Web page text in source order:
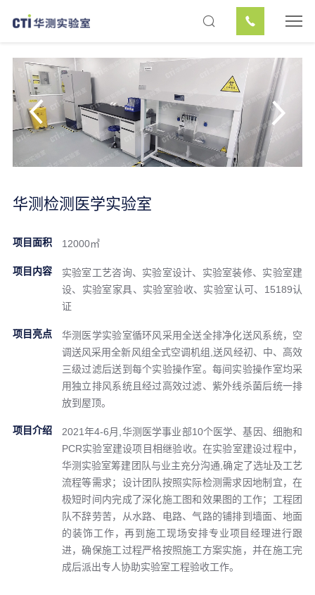
华测检测医学实验室
项目面积 12000㎡
项目内容
实验室工艺咨询、实验室设计、实验室装修、实验室建
设、实验室家具、实验室验收、实验室认可、15189认
证
项目亮点
华测医学实验室循环风采用全送全排净化送风系统，空
调送风采用全新风组全式空调机组,送风经初、中、高效
三级过滤后送到每个实验操作室。每间实验操作室均采
用独立排风系统且经过高效过滤、紫外线杀菌后统一排
放到屋顶。
项目介绍
2021年4-6月,华测医学事业部10个医学、基因、细胞和
PCR实验室建设项目相继验收。在实验室建设过程中，
华测实验室筹建团队与业主充分沟通,确定了选址及工艺
流程等需求；设计团队按照实际检测需求因地制宜，在
极短时间内完成了深化施工图和效果图的工作；工程团
队不辞劳苦，从水路、电路、气路的铺排到墙面、地面
的装饰工作，再到施工现场安排专业项目经理进行跟
进，确保施工过程严格按照施工方案实施，并在施工完
成后派出专人协助实验室工程验收工作。